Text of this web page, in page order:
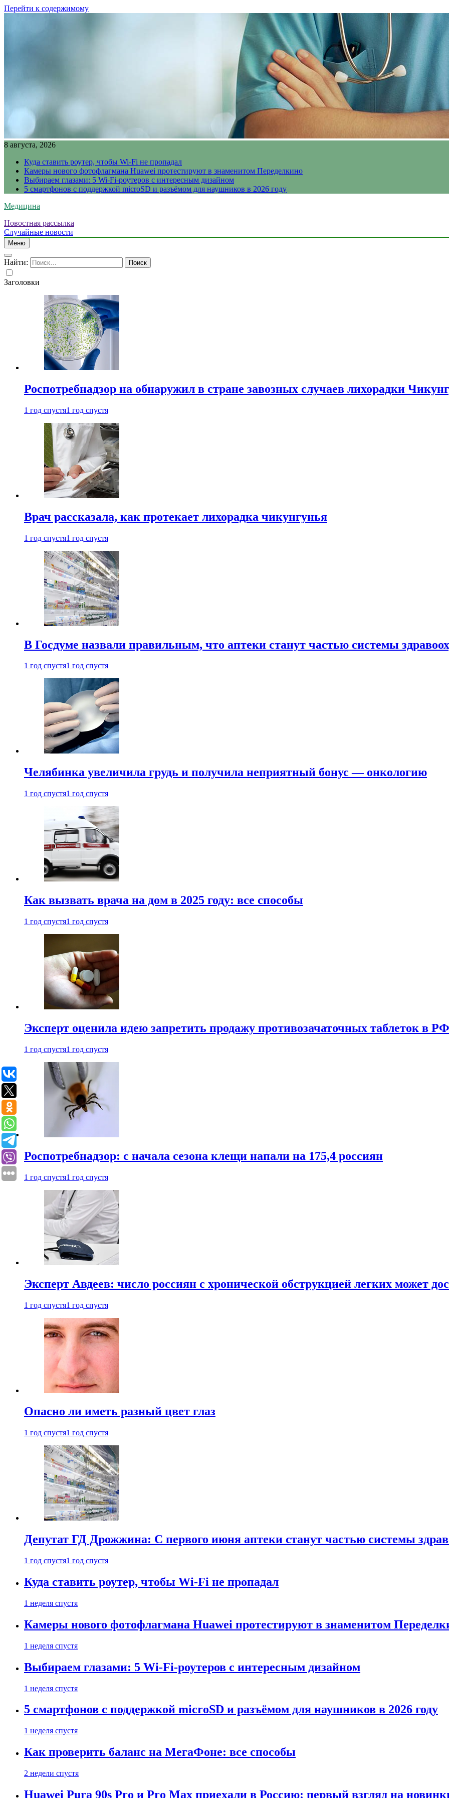
Перейти к содержимому
8 августа, 2026
Куда ставить роутер, чтобы Wi-Fi не пропадал
Камеры нового фотофлагмана Huawei протестируют в знаменитом Переделкино
Выбираем глазами: 5 Wi-Fi-роутеров с интересным дизайном
5 смартфонов с поддержкой microSD и разъёмом для наушников в 2026 году
Медицина
Новостная рассылка
Случайные новости
Меню
Найти:
Заголовки
Роспотребнадзор на обнаружил в стране завозных случаев лихорадки
1 год спустя1 год спустя
Врач рассказала, как протекает лихорадка чикунгунья
1 год спустя1 год спустя
В Госдуме назвали правильным, что аптеки станут частью системы
1 год спустя1 год спустя
Челябинка увеличила грудь и получила неприятный бонус — онкологию
1 год спустя1 год спустя
Как вызвать врача на дом в 2025 году: все способы
1 год спустя1 год спустя
Эксперт оценила идею запретить продажу противозачаточных таблеток в РФ
1 год спустя1 год спустя
Роспотребнадзор: с начала сезона клещи напали на 175,4 россиян
1 год спустя1 год спустя
Эксперт Авдеев: число россиян с хронической обструкцией легких может
1 год спустя1 год спустя
Опасно ли иметь разный цвет глаз
1 год спустя1 год спустя
Депутат ГД Дрожжина: С первого июня аптеки станут частью системы
1 год спустя1 год спустя
Куда ставить роутер, чтобы Wi-Fi не пропадал
1 неделя спустя
Камеры нового фотофлагмана Huawei протестируют в знаменитом
1 неделя спустя
Выбираем глазами: 5 Wi-Fi-роутеров с интересным дизайном
1 неделя спустя
5 смартфонов с поддержкой microSD и разъёмом для наушников в 2026 году
1 неделя спустя
Как проверить баланс на МегаФоне: все способы
2 недели спустя
Huawei Pura 90s Pro и Pro Max приехали в Россию: первый взгляд на